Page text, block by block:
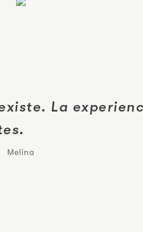
La
Melina